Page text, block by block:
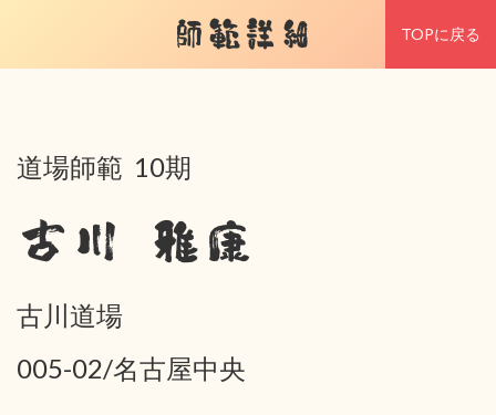
師範詳細 TOPに戻る
道場師範 10期
古川 雅康
古川道場
005-02/名古屋中央